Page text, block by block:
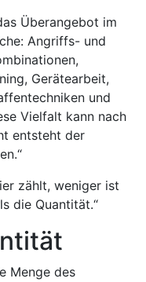
Überangebot im
Angriffs- und
Gerätearbeit,
und
Vielfalt kann nach
entsteht der
zählt, weniger ist
die Quantität.“
Menge des